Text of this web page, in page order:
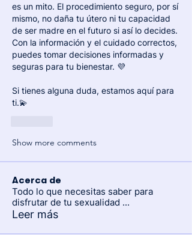
es un mito. El procedimiento seguro, por sí
mismo, no daña tu útero ni tu capacidad
de ser madre en el futuro si así lo decides.
Con la información y el cuidado correctos,
puedes tomar decisiones informadas y
seguras para tu bienestar. 💜
Si tienes alguna duda, estamos aquí para
ti.💫
Show more comments
Acerca de
Todo lo que necesitas saber para
disfrutar de tu sexualidad ...
Leer más